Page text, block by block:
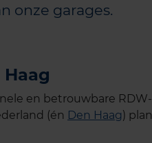
onze garages.
en betrouwbare
(én Den Haag)